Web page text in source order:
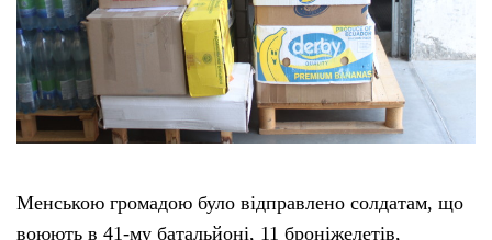
Менською громадою було відправлено солдатам, що
воюють в 41-му батальйоні, 11 броніжелетів,